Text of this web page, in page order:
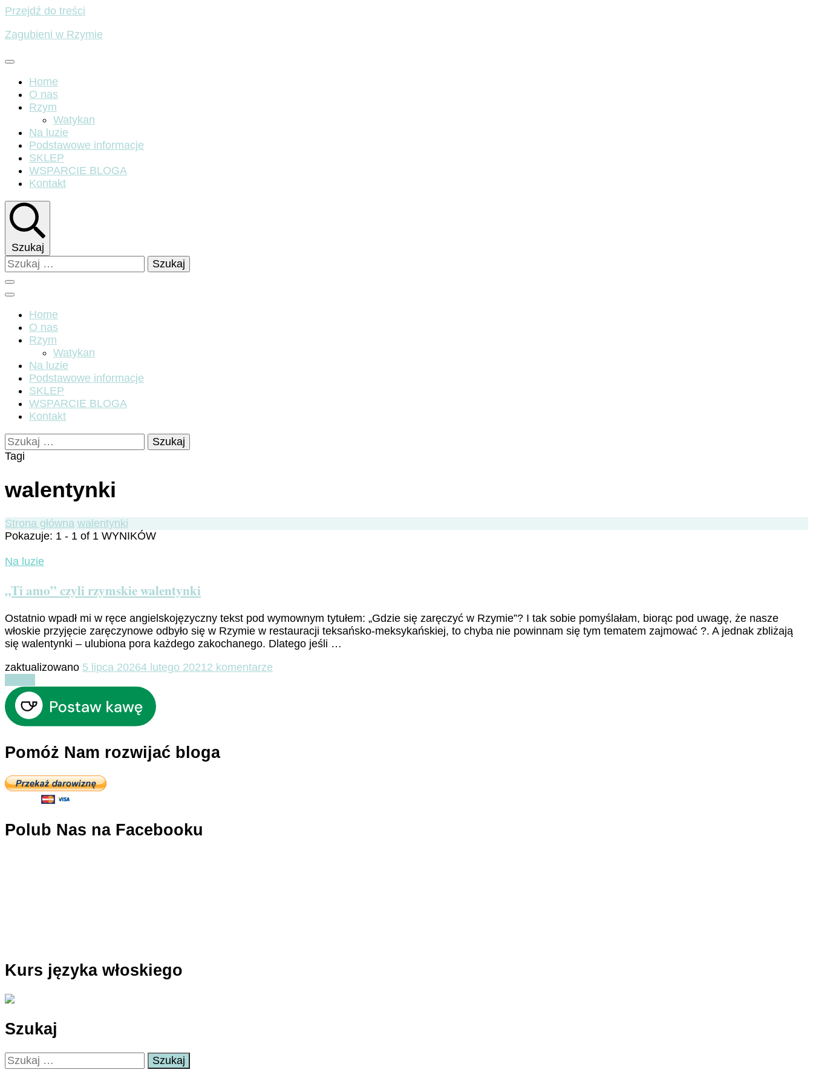
Przejdź do treści
Zagubieni w Rzymie
Home
O nas
Rzym
Watykan
Na luzie
Podstawowe informacje
SKLEP
WSPARCIE BLOGA
Kontakt
Szukaj
Szukaj:
Home
O nas
Rzym
Watykan
Na luzie
Podstawowe informacje
SKLEP
WSPARCIE BLOGA
Kontakt
Szukaj:
Tagi
walentynki
Strona główna walentynki
Pokazuje: 1 - 1 of 1 WYNIKÓW
Na luzie
„Ti amo” czyli rzymskie walentynki
Ostatnio wpadł mi w ręce angielskojęzyczny tekst pod wymownym tytułem: „Gdzie się zaręczyć w Rzymie”? I tak sobie pomyślałam, biorąc pod uwagę, że nasze
włoskie przyjęcie zaręczynowe odbyło się w Rzymie w restauracji teksańsko-meksykańskiej, to chyba nie powinnam się tym tematem zajmować ?. A jednak zbliżają
się walentynki – ulubiona pora każdego zakochanego. Dlatego jeśli …
zaktualizowano 5 lipca 20264 lutego 20212 komentarze
Pomóż Nam rozwijać bloga
Polub Nas na Facebooku
Kurs języka włoskiego
Szukaj
Szukaj: